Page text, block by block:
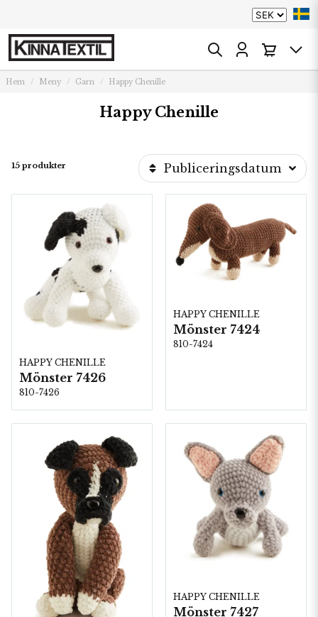
Hem Meny Garn Happy Chenille
Happy Chenille
15 produkter Publiceringsdatum
HAPPY CHENILLE
Mönster 7426
810-7426
HAPPY CHENILLE
Mönster 7424
810-7424
HAPPY CHENILLE
Mönster 7427